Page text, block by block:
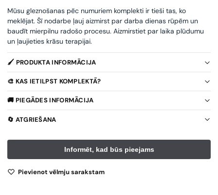
Mūsu gleznošanas pēc numuriem komplekti ir tieši tas, ko
meklējat. Šī nodarbe ļauj aizmirst par darba dienas rūpēm un
baudīt mierpilnu radošo procesu. Aizmirstiet par laika plūdumu
un ļaujieties krāsu terapijai.
🖌️ PRODUKTA INFORMĀCIJA
🎨 KAS IETILPST KOMPLEKTĀ?
🚚 PIEGĀDES INFORMĀCIJA
🔄 ATGRIEŠANA
Pievienot vēlmju sarakstam